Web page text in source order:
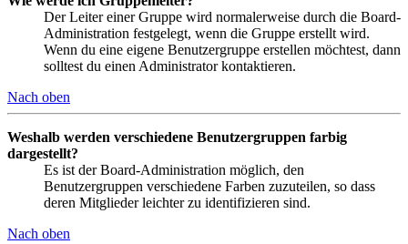
Der Leiter einer Gruppe wird normalerweise durch die Board-
Administration festgelegt, wenn die Gruppe erstellt wird.
Wenn du eine eigene Benutzergruppe erstellen möchtest, dann
solltest du einen Administrator kontaktieren.
Nach oben
Weshalb werden verschiedene Benutzergruppen farbig
dargestellt?
Es ist der Board-Administration möglich, den
Benutzergruppen verschiedene Farben zuzuteilen, so dass
deren Mitglieder leichter zu identifizieren sind.
Nach oben